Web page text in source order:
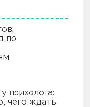
по
психолога:
чего ждать